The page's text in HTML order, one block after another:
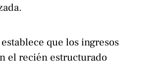
establece que los ingresos
el recién estructurado